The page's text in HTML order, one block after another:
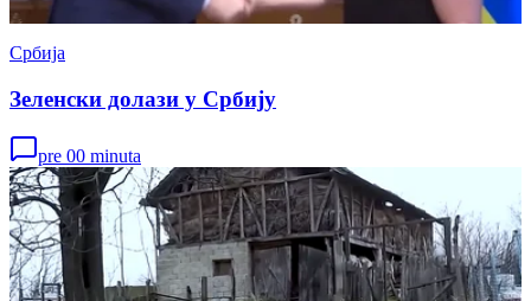
Србија
Зеленски долази у Србију
pre 00 minuta